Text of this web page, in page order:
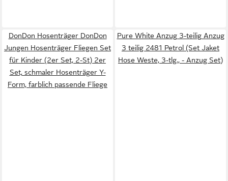
DonDon Hosenträger DonDon
Jungen Hosenträger Fliegen Set
für Kinder (2er Set, 2-St) 2er
Set, schmaler Hosenträger Y-
Form, farblich passende Fliege
Pure White Anzug 3-teilig Anzug
3 teilig 2481 Petrol (Set Jaket
Hose Weste, 3-tlg., - Anzug Set)